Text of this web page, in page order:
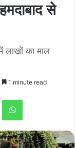
से
लाखों का माल
1 minute read
WhatsApp